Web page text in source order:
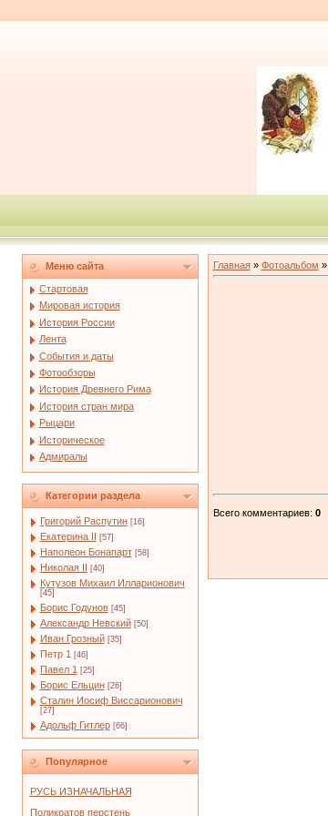
Меню сайта
Стартовая
Мировая история
История России
Лента
События и даты
Фотообзоры
История Древнего Рима
История стран мира
Рыцари
Историческое
Адмиралы
Категории раздела
Григорий Распутин [16]
Екатерина II [57]
Наполеон Бонапарт [58]
Николая II [40]
Кутузов Михаил Илларионович
[45]
Борис Годунов [45]
Александр Невский [50]
Иван Грозный [35]
Петр 1 [46]
Павел 1 [25]
Борис Ельцин [26]
Сталин Иосиф Виссарионович
[27]
Адольф Гитлер [66]
Популярное
РУСЬ ИЗНАЧАЛЬНАЯ
Поликратов перстень
Главная» Фотоальбом »
Всего комментариев: 0